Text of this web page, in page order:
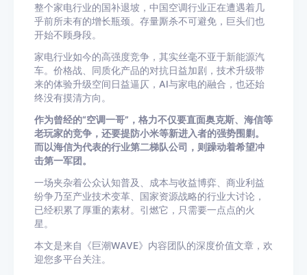
整个家电行业的国补退坡，中国空调行业正在遭遇着几
乎前所未有的增长瓶颈。存量厮杀不可避免，巨头们也
开始不顾身段。
家电行业如今的高强度竞争，其实丝毫不亚于新能源汽
车。价格战、同质化产品的对抗日益加剧，技术升级带
来的体验升级空间日益逼仄，AI与家电的融合，也还始
终没有摸清方向。
作为曾经的“空调一哥”，格力不仅要直面奥克斯、海信等
老玩家的竞争，还要提防小米等新进入者的强势围剿。
而以海信为代表的行业第二梯队公司，则躁动着希望冲
击第一军团。
一场夹杂着公众认知普及、成本与收益博弈、商业利益
纷争乃至产业技术变革、国家资源战略的行业大讨论，
已经积累了厚重的素材。引燃它，只需要一点点的火
星。
本文是来自《巨潮WAVE》内容团队的深度价值文章，欢
迎您多平台关注。